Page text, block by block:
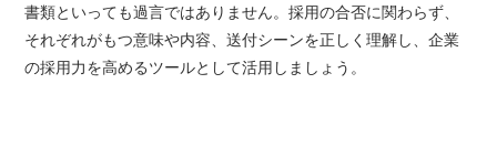
書類といっても過言ではありません。採用の合否に関わらず、
それぞれがもつ意味や内容、送付シーンを正しく理解し、企業
の採用力を高めるツールとして活用しましょう。